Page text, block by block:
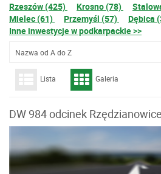
Rzeszów (425) Krosno (78)
Mielec (61)
Przemyśl (57)
Dębica
Inne inwestycje w podkarpackie >>
Nazwa od A do Z
Lista Galeria
DW 984 odcinek